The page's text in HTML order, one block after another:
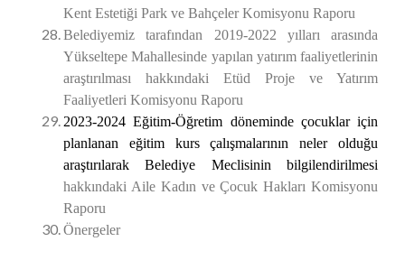
Kent Estetiği Park ve Bahçeler Komisyonu Raporu
Belediyemiz tarafından 2019-2022 yılları arasında
Yükseltepe Mahallesinde yapılan yatırım faaliyetlerinin
araştırılması hakkındaki Etüd Proje ve Yatırım
Faaliyetleri Komisyonu Raporu
2023-2024 Eğitim-Öğretim döneminde çocuklar için
planlanan eğitim kurs çalışmalarının neler olduğu
araştırılarak Belediye Meclisinin bilgilendirilmesi
hakkındaki Aile Kadın ve Çocuk Hakları Komisyonu
Raporu
Önergeler